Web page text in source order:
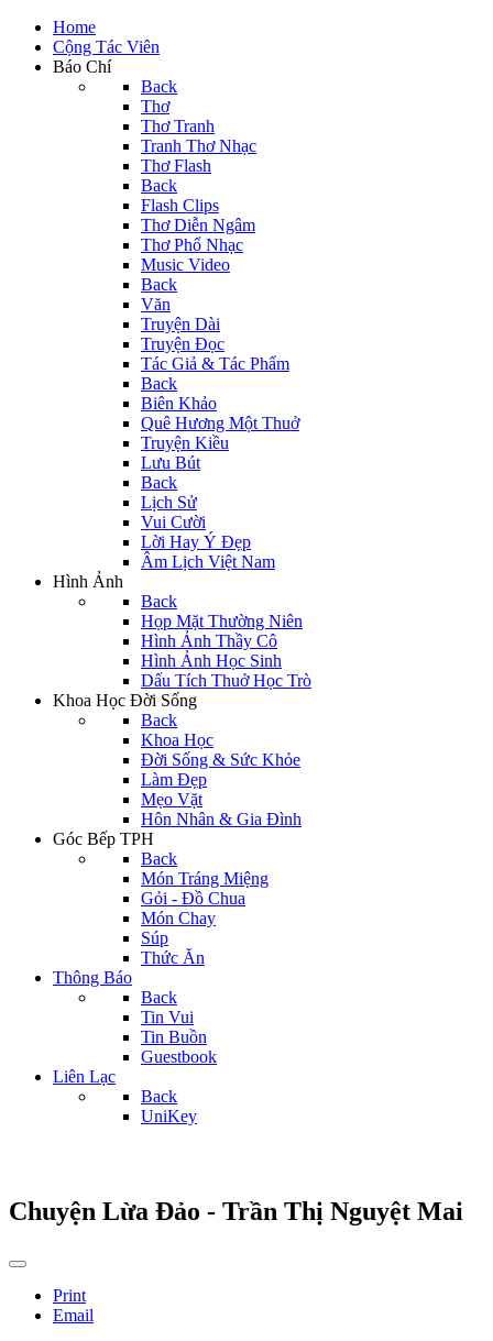
Home
Cộng Tác Viên
Báo Chí
Back
Thơ
Thơ Tranh
Tranh Thơ Nhạc
Thơ Flash
Back
Flash Clips
Thơ Diễn Ngâm
Thơ Phổ Nhạc
Music Video
Back
Văn
Truyện Dài
Truyện Đọc
Tác Giả & Tác Phẩm
Back
Biên Khảo
Quê Hương Một Thuở
Truyện Kiều
Lưu Bút
Back
Lịch Sử
Vui Cười
Lời Hay Ý Đẹp
Âm Lịch Việt Nam
Hình Ảnh
Back
Họp Mặt Thường Niên
Hình Ảnh Thầy Cô
Hình Ảnh Học Sinh
Dấu Tích Thuở Học Trò
Khoa Học Đời Sống
Back
Khoa Học
Đời Sống & Sức Khỏe
Làm Đẹp
Mẹo Vặt
Hôn Nhân & Gia Đình
Góc Bếp TPH
Back
Món Tráng Miệng
Gỏi - Đồ Chua
Món Chay
Súp
Thức Ăn
Thông Báo
Back
Tin Vui
Tin Buồn
Guestbook
Liên Lạc
Back
UniKey
Chuyện Lừa Đảo - Trần Thị Nguyệt Mai
Print
Email